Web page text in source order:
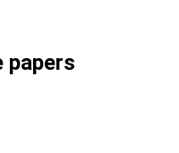
papers